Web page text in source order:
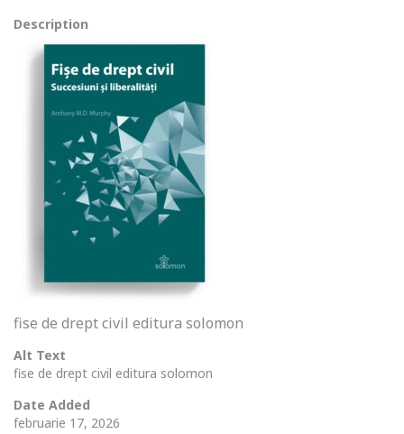
Description
fise de drept civil editura solomon
Alt Text
fise de drept civil editura solomon
Date Added
februarie 17, 2026